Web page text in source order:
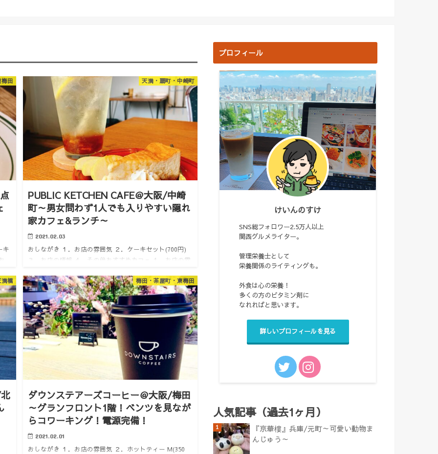
田
キ
天満・扇町・中崎町
PUBLIC KETCHEN CAFE＠大阪/中崎
町～男女問わず1人でも入りやすい隠れ
家カフェ&ランチ～
2021.02.03
おしながき １．お店の雰囲気 ２．ケーキセット(700円)
３．お店の情報 ４．その他おすすめカフェ １．お店の雰
自然食の店っぽい看板を見つけました。 カフェメニュ
ー…
満橋 梅田・茶屋町・東梅田
ダウンステアーズコーヒー＠大阪/梅田
～グランフロント1階！ベンツを見なが
らコワーキング！電源完備！
2021.02.01
おしながき １．お店の雰囲気 ２．ホットティー M(350
プロフィール
けいんのすけ
SNS総フォロワー2.5万人以上
関西グルメライター。
管理栄養士として
栄養関係のライティングも。
外食は心の栄養！
多くの方のビタミン剤に
なれればと思います。
詳しいプロフィールを見る
人気記事（過去1ヶ月）
『京華樓』兵庫/元町～可愛い動物ま
んじゅう～